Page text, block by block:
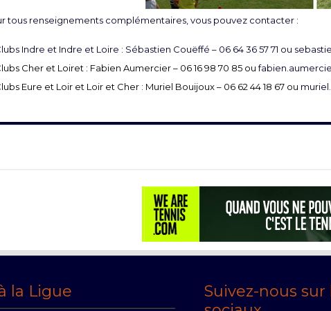
tous renseignements complémentaires, vous pouvez contacter :
Indre et Indre et Loire : Sébastien Couëffé – 06 64 36 57 71 ou
Cher et Loiret : Fabien Aumercier – 06 16 98 70 85 ou
Eure et Loir et Loir et Cher : Muriel Bouijoux – 06 62 44 18 67 ou
la Ligue
Suivez-nous sur